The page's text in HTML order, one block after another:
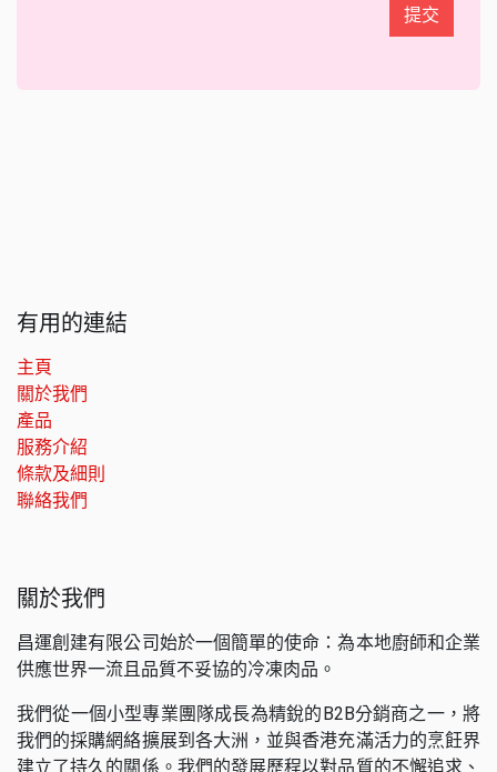
提交
有用的連結
主頁
關於我們
產品
服務介紹
條款及細則
聯絡我們
關於我們
昌運創建有限公司始於一個簡單的使命：為本地廚師和企業
供應世界一流且品質不妥協的冷凍肉品。
我們從一個小型專業團隊成長為精銳的B2B分銷商之一，將
我們的採購網絡擴展到各大洲，並與香港充滿活力的烹飪界
建立了持久的關係。我們的發展歷程以對品質的不懈追求、